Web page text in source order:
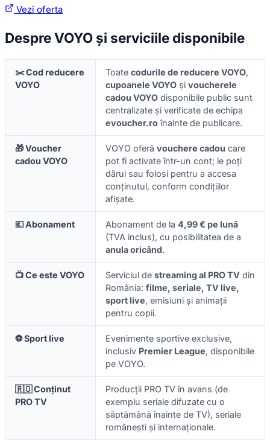
Vezi oferta
Despre VOYO și serviciile disponibile
✂️ Cod reducere
VOYO
Toate codurile de reducere VOYO,
cupoanele VOYO și voucherele
cadou VOYO disponibile public sunt
centralizate și verificate de echipa
evoucher.roînainte de publicare.
🎁 Voucher
cadou VOYO
VOYO oferă vouchere cadou care
pot fi activate într-un cont; le poți
dărui sau folosi pentru a accesa
conținutul, conform condițiilor
afișate.
💶 Abonament Abonament de la 4,99 € pe lună
(TVA inclus), cu posibilitatea de a
anula oricând.
📺 Ce este VOYO Serviciul de streaming al PRO TV din
România: filme, seriale, TV live,
sport live, emisiuni și animații
pentru copii.
⚽ Sport live
Evenimente sportive exclusive,
inclusiv Premier League, disponibile
pe VOYO.
🇷🇴 Conținut
PRO TV
Producții PRO TV în avans (de
exemplu seriale difuzate cu o
săptămână înainte de TV), seriale
românești și internaționale.